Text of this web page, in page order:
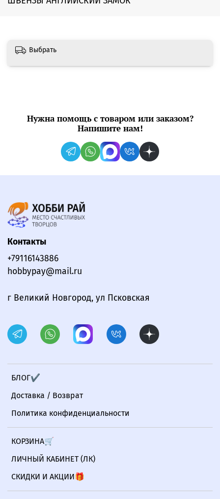
Выбрать
Нужна помощь с товаром или заказом?
Напишите нам!
БЛОГ✔
Доставка / Возврат
Политика конфиденциальности
КОРЗИНА🛒
ЛИЧНЫЙ КАБИНЕТ (ЛК)
СКИДКИ И АКЦИИ🎁
Контакты
+79116143886
hobbypay@mail.ru
г Великий Новгород, ул Псковская